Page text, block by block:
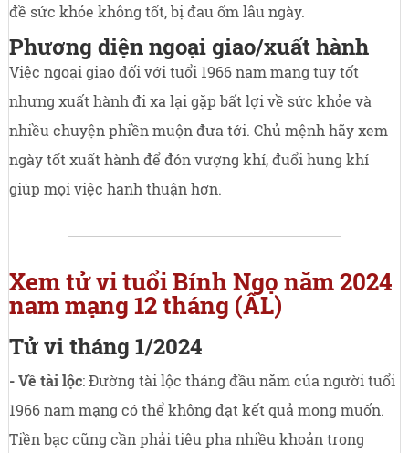
đề sức khỏe không tốt, bị đau ốm lâu ngày.
Phương diện ngoại giao/xuất hành
Việc ngoại giao đối với tuổi 1966 nam mạng tuy tốt
nhưng xuất hành đi xa lại gặp bất lợi về sức khỏe và
nhiều chuyện phiền muộn đưa tới. Chủ mệnh hãy xem
ngày tốt xuất hành để đón vượng khí, đuổi hung khí
giúp mọi việc hanh thuận hơn.
Xem tử vi tuổi Bính Ngọ năm 2024
nam mạng 12 tháng (ÂL)
Tử vi tháng 1/2024
- Về tài lộc: Đường tài lộc tháng đầu năm của người tuổi
1966 nam mạng có thể không đạt kết quả mong muốn.
Tiền bạc cũng cần phải tiêu pha nhiều khoản trong